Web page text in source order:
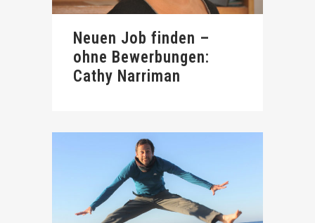
Neuen Job finden –
ohne Bewerbungen:
Cathy Narriman